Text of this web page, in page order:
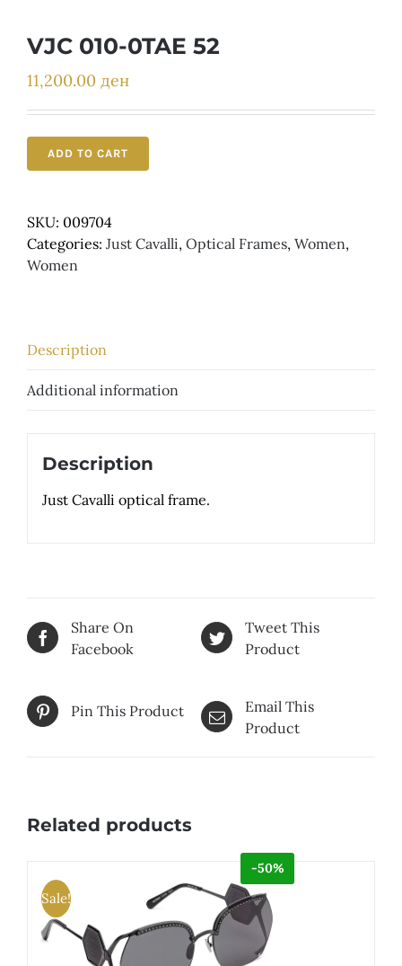
VJC 010-0TAE 52
11,200.00 ден
ADD TO CART
SKU: 009704
Categories: Just Cavalli, Optical Frames, Women,
Women
Description
Additional information
Description
Just Cavalli optical frame.
Share On
Facebook
Tweet This
Product
Pin This Product
Email This
Product
Related products
Sale!
-50%